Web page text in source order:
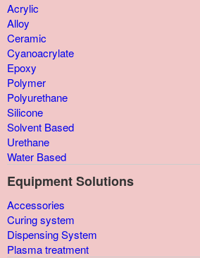
Acrylic
Alloy
Ceramic
Cyanoacrylate
Epoxy
Polymer
Polyurethane
Silicone
Solvent Based
Urethane
Water Based
Equipment Solutions
Accessories
Curing system
Dispensing System
Plasma treatment